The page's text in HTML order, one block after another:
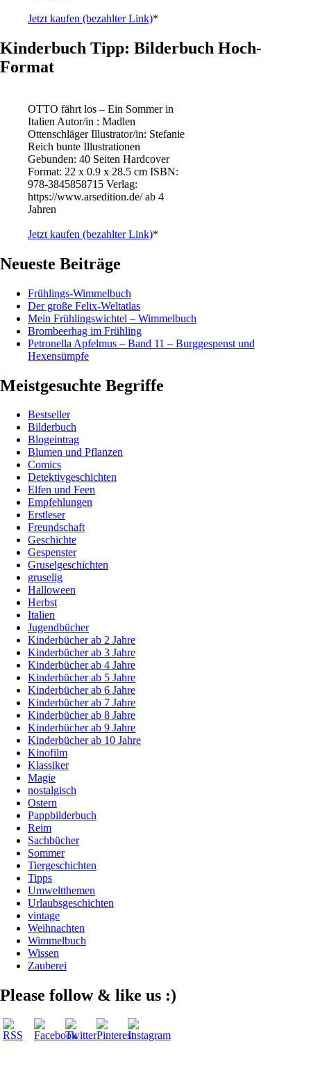
Jetzt kaufen (bezahlter Link)*
Kinderbuch Tipp: Bilderbuch Hoch-
Format
OTTO fährt los – Ein Sommer in
Italien Autor/in : Madlen
Ottenschläger Illustrator/in: Stefanie
Reich bunte Illustrationen
Gebunden: 40 Seiten Hardcover
Format: 22 x 0.9 x 28.5 cm ISBN: ‎
978-3845858715 Verlag:
https://www.arsedition.de/ ab 4
Jahren
Jetzt kaufen (bezahlter Link)*
Neueste Beiträge
Frühlings-Wimmelbuch
Der große Felix-Weltatlas
Mein Frühlingswichtel – Wimmelbuch
Brombeerhag im Frühling
Petronella Apfelmus – Band 11 – Burggespenst und
Hexensümpfe
Meistgesuchte Begriffe
Bestseller
Bilderbuch
Blogeintrag
Blumen und Pflanzen
Comics
Detektivgeschichten
Elfen und Feen
Empfehlungen
Erstleser
Freundschaft
Geschichte
Gespenster
Gruselgeschichten
gruselig
Halloween
Herbst
Italien
Jugendbücher
Kinderbücher ab 2 Jahre
Kinderbücher ab 3 Jahre
Kinderbücher ab 4 Jahre
Kinderbücher ab 5 Jahre
Kinderbücher ab 6 Jahre
Kinderbücher ab 7 Jahre
Kinderbücher ab 8 Jahre
Kinderbücher ab 9 Jahre
Kinderbücher ab 10 Jahre
Kinofilm
Klassiker
Magie
nostalgisch
Ostern
Pappbilderbuch
Reim
Sachbücher
Sommer
Tiergeschichten
Tipps
Umweltthemen
Urlaubsgeschichten
vintage
Weihnachten
Wimmelbuch
Wissen
Zauberei
Please follow & like us :)